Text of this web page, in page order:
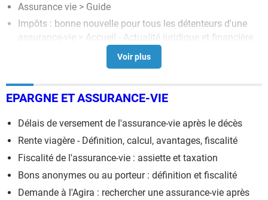
Assurance vie > Guide
Impôts : bonne nouvelle pour tous les détenteurs d'une
assurance-vie > Accueil - Actualité juridique et financière
Lettre d'acceptation du bénéficiaire d'assurance-vie :
Lettre de procuration : modèle simple et gratuit
Modèles de lettres vie pratique
EPARGNE ET ASSURANCE-VIE
Délais de versement de l'assurance-vie après le décès
Rente viagère - Définition, calcul, avantages, fiscalité
Fiscalité de l'assurance-vie : assiette et taxation
Bons anonymes ou au porteur : définition et fiscalité
Demande à l'Agira : rechercher une assurance-vie après